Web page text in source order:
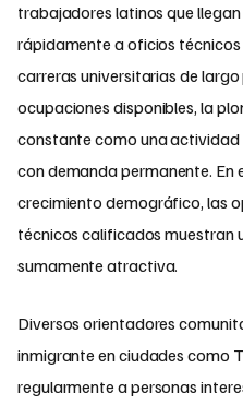
trabajadores latinos que
rápidamente a oficios
carreras universitarias de
ocupaciones disponibles, la
constante como una
con demanda permanente. En
crecimiento demográfico, las
técnicos calificados muestran
sumamente atractiva.
Diversos orientadores
inmigrante en ciudades como
regularmente a personas